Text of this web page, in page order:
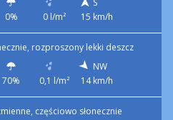
0% 0 l/m²
15 km/h
rozproszony lekki deszcz
70% 0,1 l/m²
NW
14 km/h
częściowo słonecznie